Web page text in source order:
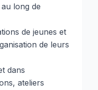
long de
de jeunes et
de leurs
dans
ateliers